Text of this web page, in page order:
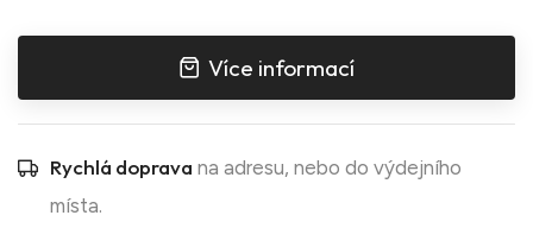
Více informací
Rychlá doprava na adresu, nebo do výdejního
místa.